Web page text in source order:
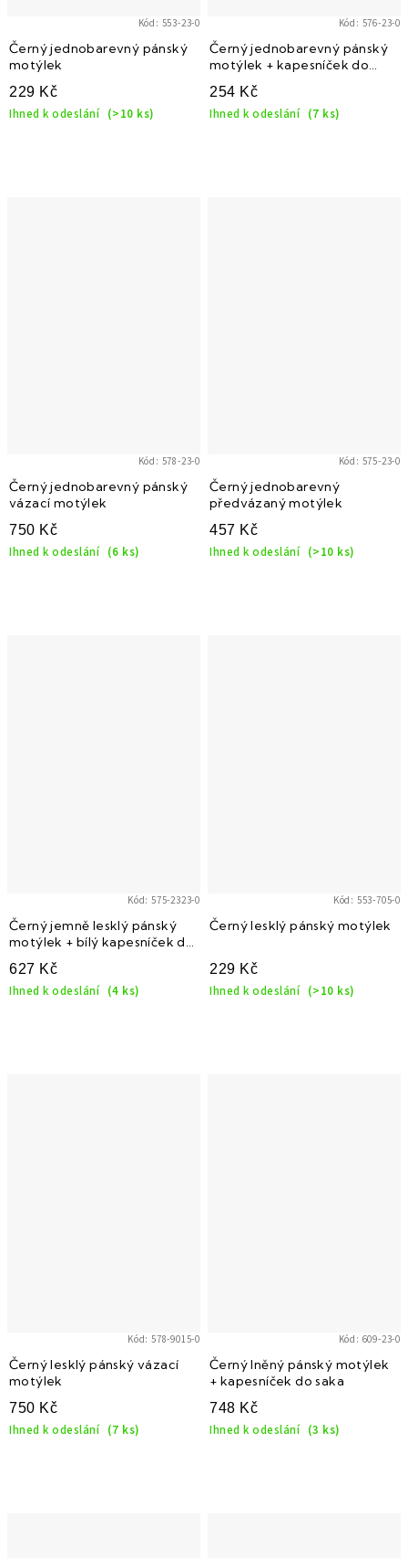
Černý jednobarevný pánský
motýlek
229 Kč
Ihned k odeslání (>10 ks)
Kód: 553-23-0
Černý jednobarevný pánský
motýlek + kapesníček do
254 Kč
Ihned k odeslání (7 ks)
Kód: 576-23-0
Černý jednobarevný pánský
vázací motýlek
750 Kč
Ihned k odeslání (6 ks)
Kód: 578-23-0
Černý jednobarevný
předvázaný motýlek
457 Kč
Ihned k odeslání (>10 ks)
Kód: 575-23-0
Černý jemně lesklý pánský
motýlek + bílý kapesníček do
627 Kč
Ihned k odeslání (4 ks)
Kód: 575-2323-0
Černý lesklý pánský motýlek
229 Kč
Ihned k odeslání (>10 ks)
Kód: 553-705-0
Černý lesklý pánský vázací
motýlek
750 Kč
Ihned k odeslání (7 ks)
Kód: 578-9015-0
Černý lněný pánský motýlek
+ kapesníček do saka
748 Kč
Ihned k odeslání (3 ks)
Kód: 609-23-0